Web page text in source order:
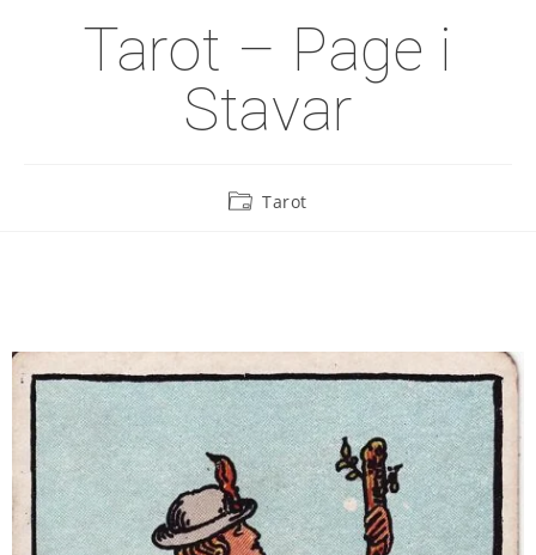
Tarot – Page i
Stavar
Tarot